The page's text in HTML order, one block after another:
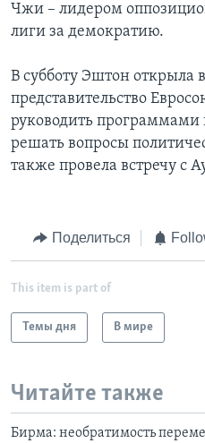
Чжи – лидером
лиги за демократию.
В субботу Эштон открыла
представительство
руководить
решать вопросы
также провела встречу с
Поделиться
This item is part of
Темы дня В мире
Читайте также
Бирма: необратимость